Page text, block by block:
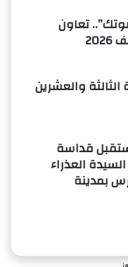
تعاون
والعشرين
قداسة
العذراء
بمدينة